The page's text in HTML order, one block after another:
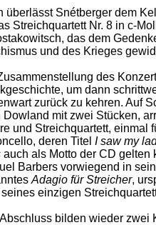
überlässt Snétberger dem
Streichquartett Nr. 8 in c-
das dem
und des Krieges
des
um dann
zurück zu kehren. Auf
Dowland mit zwei Stücken,
und Streichquartett, einmal
deren Titel I saw my
auch als Motto der CD gelten
Barbers vorwiegend in
Adagio für Streicher,
einzigen
bilden wieder zwei